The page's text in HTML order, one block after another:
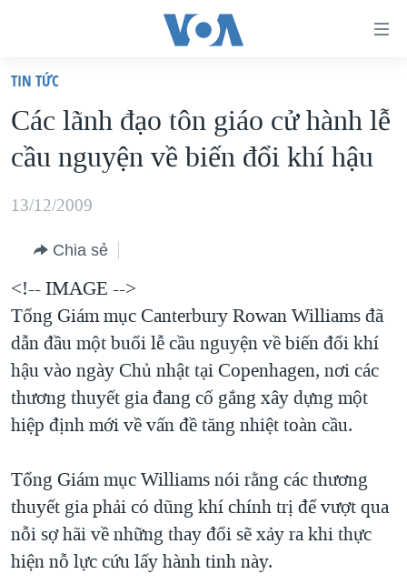
truy
cập
Tới
dung
chính
điều
hướng
chính
Đi
tới
"Tìm"
VIỆT NAM
HOA KỲ
BIỂN ĐÔNG
BLOG
DIỄN ĐÀN
MỤC
TỰ DO BÁO CHÍ
VẠCH TRẦN TIN GIẢ
NGƯỜI VIỆT HẢI NGOẠI
KINH TẾ
KHOA HỌC
SỨC KHOẺ
CHUYÊN ĐỀ
CHIẾN TRANH THƯƠNG MẠI CỦA MỸ: QUÁ KHỨ VÀ HIỆN
MỘT NĂM CHIẾN TRANH TẠI DẢI GAZA
GIẢI MÃ VÀNH ĐAI & CON ĐƯỜNG
NGÀY TỊ NẠN THẾ GIỚI
TRỊNH VĨNH BÌNH - NGƯỜI HẠ 'BÊN THẮNG CUỘC'
HỌC TIẾNG ANH
VIDEO
MẠNG XÃ HỘI
TIN TỨC
Các lãnh đạo tôn giáo cử hành lễ
cầu nguyện về biến đổi khí hậu
13/12/2009
Chia sẻ
<!-- IMAGE -->
Tổng Giám mục Canterbury Rowan Williams đã
dẫn đầu một buổi lễ cầu nguyện về biến đổi khí
hậu vào ngày Chủ nhật tại Copenhagen, nơi các
thương thuyết gia đang cố gắng xây dựng một
hiệp định mới về vấn đề tăng nhiệt toàn cầu.
Tổng Giám mục Williams nói rằng các thương
thuyết gia phải có dũng khí chính trị để vượt qua
nỗi sợ hãi về những thay đổi sẽ xảy ra khi thực
hiện nỗ lực cứu lấy hành tinh này.